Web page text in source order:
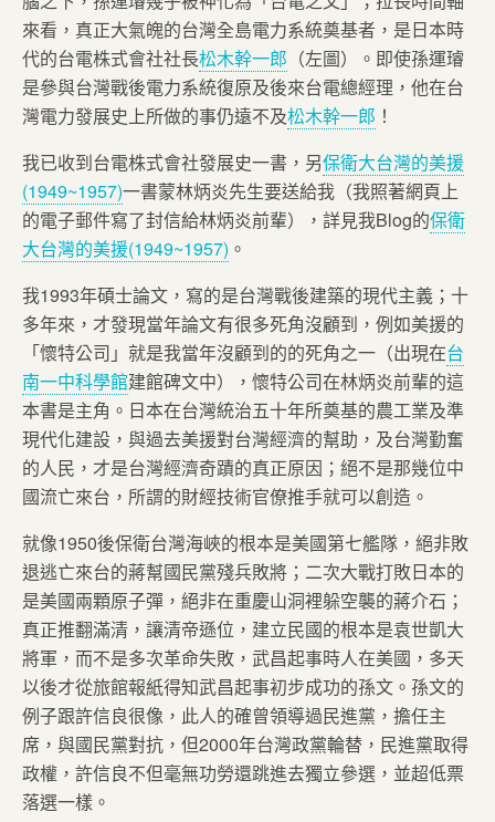
來看，真正大氣魄的台灣全島電力系統奠基者，是日本時
代的台電株式會社社長松木幹一郎 （左圖）。即使孫運璿
是參與台灣戰後電力系統復原及後來台電總經理，他在台
灣電力發展史上所做的事仍遠不及松木幹一郎 ！
我已收到台電株式會社發展史一書，另保衛大台灣的美援
(1949~1957)一書蒙林炳炎先生要送給我（我照著網頁上
的電子郵件寫了封信給林炳炎前輩），詳見我Blog的保衛
大台灣的美援(1949~1957) 。
我1993年碩士論文，寫的是台灣戰後建築的現代主義；十
多年來，才發現當年論文有很多死角沒顧到，例如美援的
「懷特公司」就是我當年沒顧到的的死角之一（出現在台
南一中科學館建館碑文中），懷特公司在林炳炎前輩的這
本書是主角。日本在台灣統治五十年所奠基的農工業及準
現代化建設，與過去美援對台灣經濟的幫助，及台灣勤奮
的人民，才是台灣經濟奇蹟的真正原因；絕不是那幾位中
國流亡來台，所謂的財經技術官僚推手就可以創造。
就像1950後保衛台灣海峽的根本是美國第七艦隊，絕非敗
退逃亡來台的蔣幫國民黨殘兵敗將；二次大戰打敗日本的
是美國兩顆原子彈，絕非在重慶山洞裡躲空襲的蔣介石；
真正推翻滿清，讓清帝遜位，建立民國的根本是袁世凱大
將軍，而不是多次革命失敗，武昌起事時人在美國，多天
以後才從旅館報紙得知武昌起事初步成功的孫文。孫文的
例子跟許信良很像，此人的確曾領導過民進黨，擔任主
席，與國民黨對抗，但2000年台灣政黨輪替，民進黨取得
政權，許信良不但毫無功勞還跳進去獨立參選，並超低票
落選一樣。